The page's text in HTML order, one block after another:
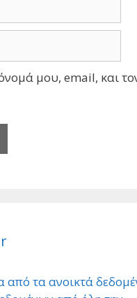
μου, email, και
από τα ανοικτά